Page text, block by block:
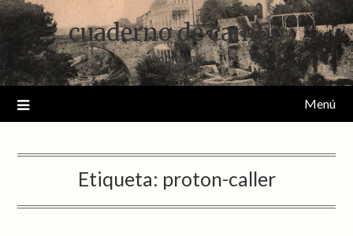
Saltar
al
contenido
cuaderno de campo
anotaciones
Menú
Etiqueta: proton-caller